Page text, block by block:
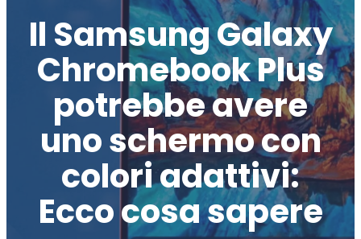
Il Samsung Galaxy
Chromebook Plus
potrebbe avere
uno schermo con
colori adattivi:
Ecco cosa sapere